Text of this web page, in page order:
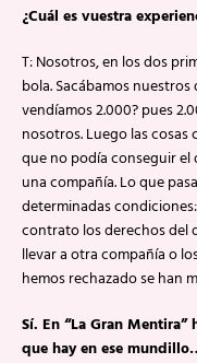
¿Cuál es vuestra
T: Nosotros, en los dos
bola. Sacábamos
vendíamos 2.000? pues
nosotros. Luego las
que no podía conseguir el
una compañía. Lo que
determinadas
contrato los derechos del
llevar a otra compañía o
hemos rechazado se han
Sí. En “La Gran
que hay en ese